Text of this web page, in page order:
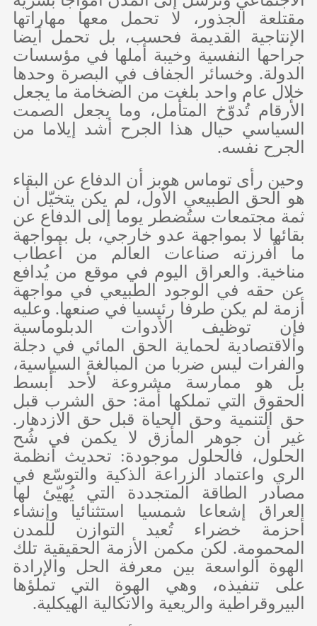
مقتلعة الجذور، لا تحمل معها مهاراتها
الإنتاجية القديمة فحسب، بل تحمل أيضا
جراحها النفسية وخيبة أملها في مؤسسات
الدولة. وخسائر الجفاف في البصرة وحدها
خلال عام واحد بلغت من الضخامة ما يجعل
الأرقام تُدوّخ المتأمل، وما يجعل الصمت
السياسي حيال هذا الجرح أشد إيلاما من
الجرح نفسه.
وحين رأى توماس هوبز أن الدفاع عن البقاء
هو الحق الطبيعي الأول، لم يكن يتخيّل أن
ثمة مجتمعات ستُضطر يوما إلى الدفاع عن
بقائها لا بمواجهة عدو خارجي، بل بمواجهة
ما أفرزته صناعات العالم من أعطاب
مناخية. والعراق اليوم في موقع من يُدافع
عن حقه في الوجود الطبيعي في مواجهة
أزمة لم يكن طرفا رئيسيا في صنعها. وعليه
فإن توظيف الأدوات الدبلوماسية
والاقتصادية لحماية الحق المائي في دجلة
والفرات ليس ضربا من المبالغة السياسية،
بل هو ممارسة مشروعة لأحد أبسط
الحقوق التي تملكها أمة: حق الشرب قبل
حق التنمية وحق الحياة قبل حق الازدهار.
غير أن جوهر المأزق لا يكمن في شُح
الحلول، فالحلول موجودة: تحديث أنظمة
الري واعتماد الزراعة الذكية والتوسّع في
مصادر الطاقة المتجددة التي يُهيّئ لها
العراق إشعاعا شمسيا استثنائيا وإنشاء
أحزمة خضراء تُعيد التوازن للمدن
المحمومة. لكن مكمن الأزمة الحقيقية تلك
الهوة الواسعة بين معرفة الحل والإرادة
على تنفيذه، وهي الهوة التي تملؤها
البيروقراطية والريعية والاتكالية الهيكلية.